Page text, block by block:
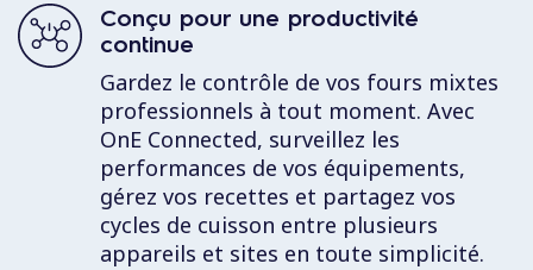
Conçu pour une productivité
continue
Gardez le contrôle de vos fours mixtes
professionnels à tout moment. Avec
OnE Connected, surveillez les
performances de vos équipements,
gérez vos recettes et partagez vos
cycles de cuisson entre plusieurs
appareils et sites en toute simplicité.